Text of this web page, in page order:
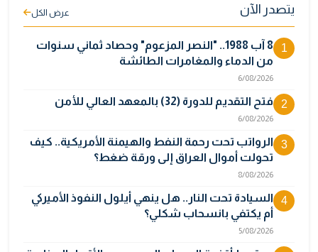
يتصدر الآن عرض الكل
1
8 آب 1988.. "النصر المزعوم" وحصاد ثماني سنوات
من الدماء والمغامرات الطائشة
6/08/2026
2 فتح التقديم للدورة (32) بالمعهد العالي للأمن
6/08/2026
3
الرواتب تحت رحمة النفط والهيمنة الأمريكية.. كيف
تحولت أموال العراق إلى ورقة ضغط؟
8/08/2026
4
السيادة تحت النار.. هل ينهي أيلول النفوذ الأميركي
أم يكتفي بانسحاب شكلي؟
5/08/2026